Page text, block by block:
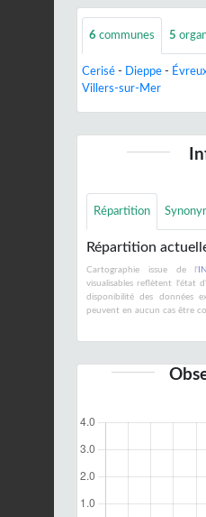
6 communes 5
Cerisé - Dieppe -
Villers-sur-Mer
Répartition
Répartition
Cartographie issue de l'
visualisables reflètent l'état
disponibilité des données
peuvent en aucun cas être